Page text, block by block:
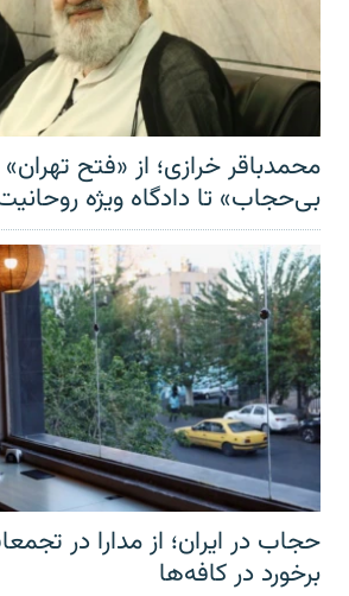
محمدباقر خرازی؛ از «فتح
بی‌حجاب» تا دادگاه ویژه
حجاب در ایران؛ از مدارا در
برخورد در کافه‌ها